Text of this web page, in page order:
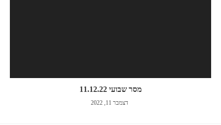
מסר שבועי 11.12.22
דצמבר 11, 2022